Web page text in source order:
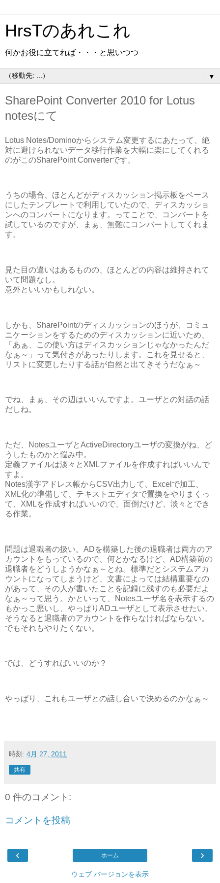
HrsTのあれこれ
何かお役に立てれば・・・と思いつつ
▼
SharePoint Converter 2010 for Lotus
notesにて
Lotus Notes/Dominoからシステム変更するにあたって、絶
対に避けられないデータ移行作業を大幅に楽にしてくれる
のがこのSharePoint Converterです。
うちの場合、ほとんどがディスカッション掲示板をベース
にしたテンプレートで利用していたので、ディスカッショ
ンへのコンバートになります。ってことで、コンバートを
試しているのですが、まぁ、無難にコンバートしてくれま
す。
見た目の違いはあるものの、ほとんどの内容は維持されて
いて問題なし。
意外といいかもしれない。
しかも、SharePointのディスカッションのほうが、コミュ
ニケーションをするためのディスカッションに近いため、
「あぁ、この使い方はディスカッションじゃなかったんだ
なぁ～」って気付きがあったりします。これを見せると、
リストに変更したりする話が自然と出てきそうだなぁ～
でね、まぁ、その辺はいいんですよ。ユーザとの対話の話
だしね。
ただ、NotesユーザとActiveDirectoryユーザの変換がね、ど
うしたものかと悩み中。
定義ファイルは淡々とXMLファイルを作成すればいいんで
すよ。
Notes漢字アドレス帳からCSV出力して、Excelで加工、
XML化の準備して、テキストエディタで置換をやりまくっ
て、XMLを作成すればいいので、面倒だけど、淡々とでき
る作業。
問題は退職者の扱い。ADを構築した後の退職者は両方のア
カウントをもっているので、何とかなるけど、AD構築前の
退職者をどうしようかなぁ～とね。標準だとシステムアカ
ウントになってしまうけど、文書によっては結構重要なの
があって、その人が書いたことを記録に残すのも必要だよ
なぁ～って思う。かといって、Notesユーザ名を表示するの
もかっこ悪いし、やっぱりADユーザとして表示させたい。
そうなると退職者のアカウントを作らなければならない。
でもそれもやりたくない。
では、どうすればいいのか？
やっぱり、これもユーザとの話し合いで決めるのかなぁ～
時刻: 4月 27, 2011
共有
0 件のコメント:
コメントを投稿
‹ ›
ホーム
ウェブ バージョンを表示